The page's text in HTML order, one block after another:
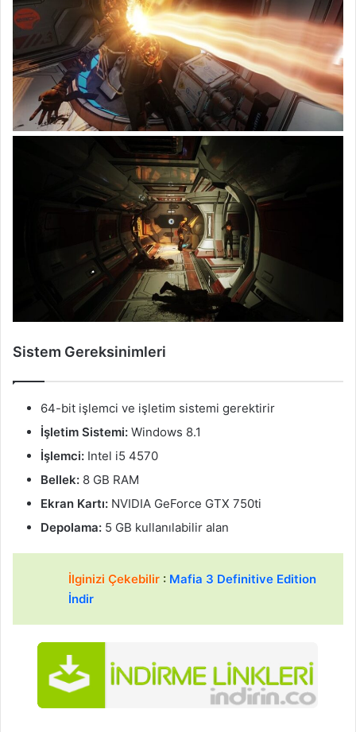
Sistem Gereksinimleri
64-bit işlemci ve işletim sistemi gerektirir
İşletim Sistemi: Windows 8.1
İşlemci: Intel i5 4570
Bellek: 8 GB RAM
Ekran Kartı: NVIDIA GeForce GTX 750ti
Depolama: 5 GB kullanılabilir alan
İlginizi Çekebilir : Mafia 3 Definitive Edition
İndir